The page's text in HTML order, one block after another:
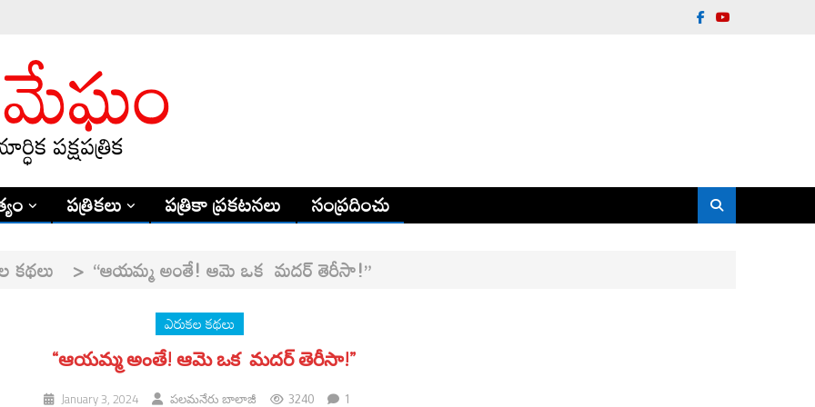
పత్రికలు పత్రికా ప్రకటనలు సంప్రదించు
కథలు > “ఆయమ్మ అంతే! ఆమె ఒక మదర్ తెరీసా!”
ఎరుకల కథలు
“ఆయమ్మ అంతే! ఆమె ఒక మదర్ తెరీసా!”
January 3, 2024 పలమనేరు బాలాజీ 3240 1